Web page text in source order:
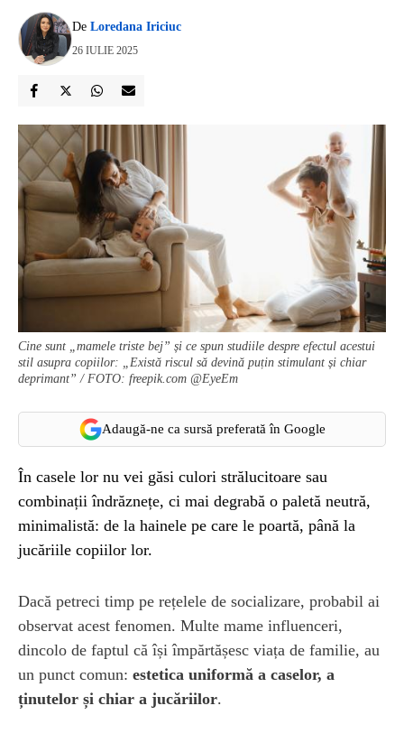
De Loredana Iriciuc
26 IULIE 2025
Cine sunt „mamele triste bej” și ce spun studiile despre efectul acestui
stil asupra copiilor: „Există riscul să devină puțin stimulant și chiar
deprimant” / FOTO: freepik.com @EyeEm
Adaugă-ne ca sursă preferată în Google
În casele lor nu vei găsi culori strălucitoare sau
combinații îndrăznețe, ci mai degrabă o paletă neutră,
minimalistă: de la hainele pe care le poartă, până la
jucăriile copiilor lor.
Dacă petreci timp pe rețelele de socializare, probabil ai
observat acest fenomen. Multe mame influenceri,
dincolo de faptul că își împărtășesc viața de familie, au
un punct comun: estetica uniformă a caselor, a
ținutelor și chiar a jucăriilor.